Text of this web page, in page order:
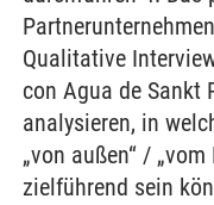
Qualitative
con Agua de Sankt
analysieren, in
„von außen“ /
zielführend sein